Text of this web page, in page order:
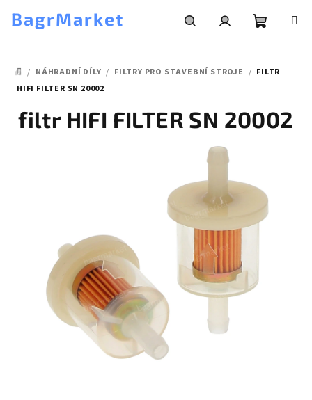
BagrMarket
DOMŮ
/ NÁHRADNÍ DÍLY / FILTRY PRO STAVEBNÍ STROJE / FILTR
HIFI FILTER SN 20002
filtr HIFI FILTER SN 20002